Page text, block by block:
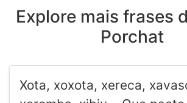
Explore mais frases
Porchat
Xota, xoxota, xereca,